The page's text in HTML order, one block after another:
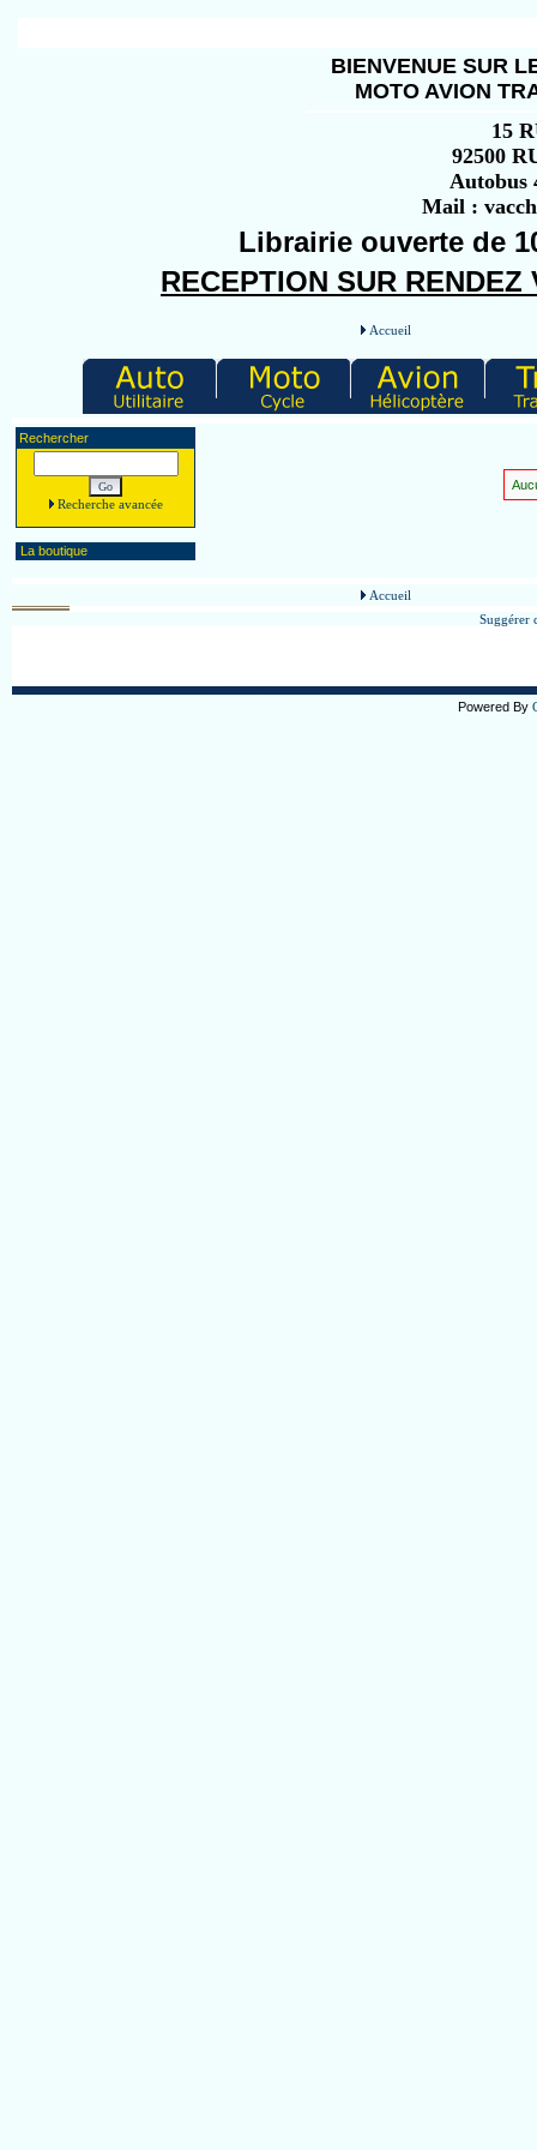
BIENVENUE SUR
MOTO AVION
15
92500
Autobus
Mail :
Librairie ouverte de
RECEPTION SUR
Accueil
Rechercher
Recherche avancée
La boutique
Accueil
Suggérer
Powered By